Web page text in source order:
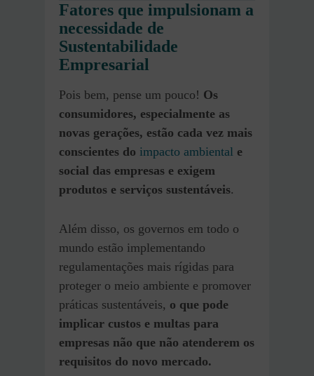
Fatores que impulsionam a
necessidade de
Sustentabilidade
Empresarial
Pois bem, pense um pouco! Os
consumidores, especialmente as
novas gerações, estão cada vez mais
conscientes do impacto ambiental e
social das empresas e exigem
produtos e serviços sustentáveis.
Além disso, os governos em todo o
mundo estão implementando
regulamentações mais rígidas para
proteger o meio ambiente e promover
práticas sustentáveis, o que pode
implicar custos e multas para
empresas não que não atenderem os
requisitos do novo mercado.